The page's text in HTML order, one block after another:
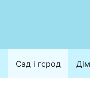
Сад і город Дім